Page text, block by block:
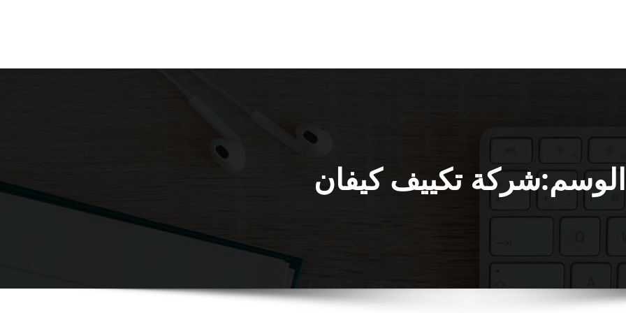
الوسم:شركة تكييف كيفان